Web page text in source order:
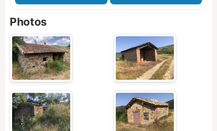
Photos